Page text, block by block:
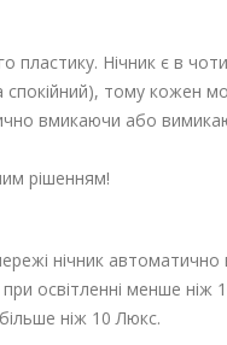
пластику. Нічник є в
тому кожен
вмикаючи або
рішенням!
нічник автоматично
освітленні менше ніж
ніж 10 Люкс.